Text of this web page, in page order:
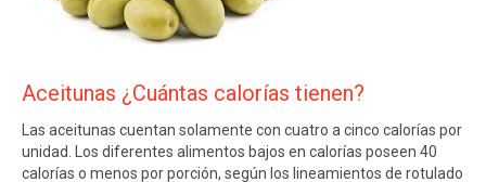
Aceitunas ¿Cuántas calorías tienen?
Las aceitunas cuentan solamente con cuatro a cinco calorías por
unidad. Los diferentes alimentos bajos en calorías poseen 40
calorías o menos por porción, según los lineamientos de rotulado